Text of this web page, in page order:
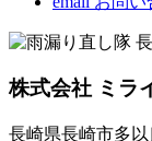
株式会社 ミラ
長崎県長崎市多以